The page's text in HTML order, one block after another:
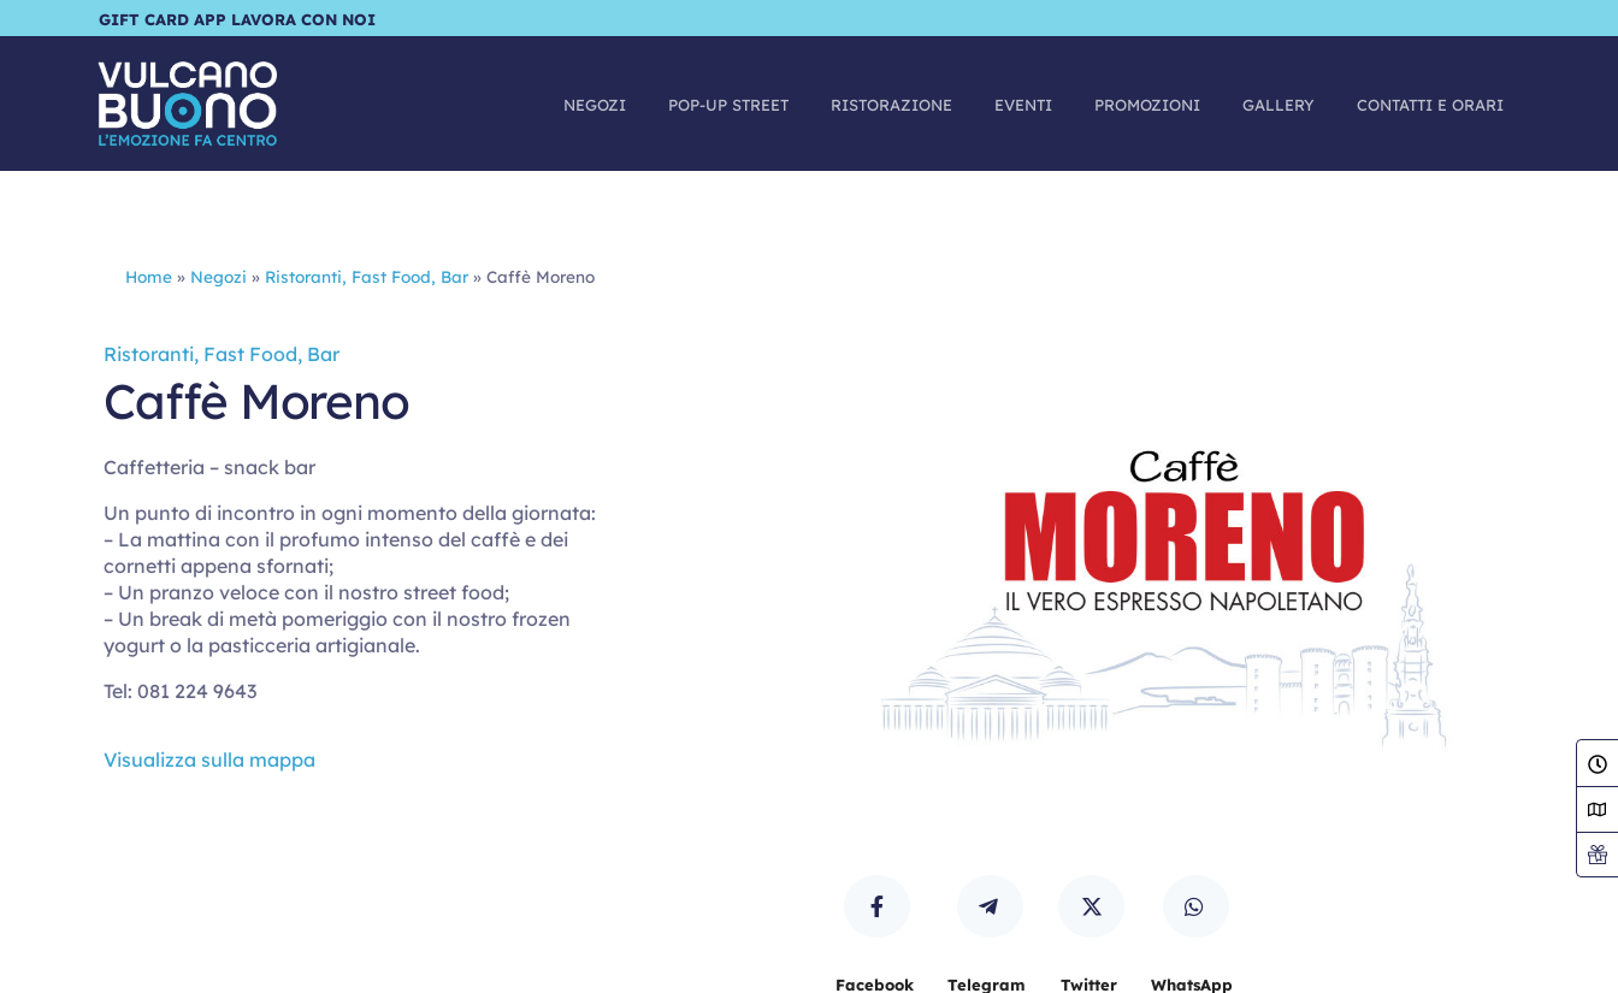
GIFT CARD APP LAVORA CON NOI
NEGOZI POP-UP STREET RISTORAZIONE EVENTI PROMOZIONI GALLERY CONTATTI E ORARI
Home » Negozi » Ristoranti, Fast Food, Bar»Caffè Moreno
Ristoranti, Fast Food, Bar
Caffè Moreno
Caffetteria – snack bar
Un punto di incontro in ogni momento della giornata:
– La mattina con il profumo intenso del caffè e dei
cornetti appena sfornati;
– Un pranzo veloce con il nostro street food;
– Un break di metà pomeriggio con il nostro frozen
yogurt o la pasticceria artigianale.
Tel: 081 224 9643
Visualizza sulla mappa
Facebook Telegram Twitter WhatsApp